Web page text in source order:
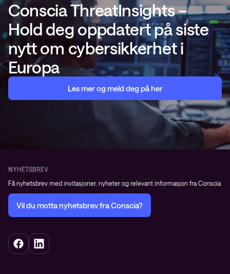
Conscia ThreatInsights –
Hold deg oppdatert på siste
nytt om cybersikkerhet i
Europa
Les mer og meld deg på her
NYHETSBREV
Få nyhetsbrev med invitasjoner, nyheter og relevant informasjon fra Conscia
Vil du motta nyhetsbrev fra Conscia?